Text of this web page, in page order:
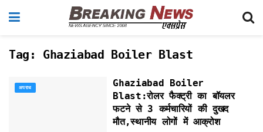
Tag: Ghaziabad Boiler Blast
अपराध
Ghaziabad Boiler
Blast:रोलर फैक्ट्री का बॉयलर
फटने से 3 कर्मचारियों की दुखद
मौत,स्थानीय लोगों में आक्रोश